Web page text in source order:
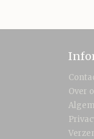
Over